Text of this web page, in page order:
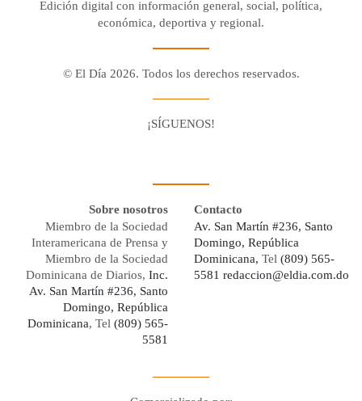
Edición digital con información general, social, política,
económica, deportiva y regional.
© El Día 2026. Todos los derechos reservados.
¡SÍGUENOS!
Sobre nosotros
Miembro de la Sociedad
Interamericana de Prensa y
Miembro de la Sociedad
Dominicana de Diarios, Inc.
Av. San Martín #236, Santo
Domingo, República
Dominicana, Tel (809) 565-
5581
Contacto
Av. San Martín #236, Santo
Domingo, República
Dominicana, Tel (809) 565-
5581 redaccion@eldia.com.do